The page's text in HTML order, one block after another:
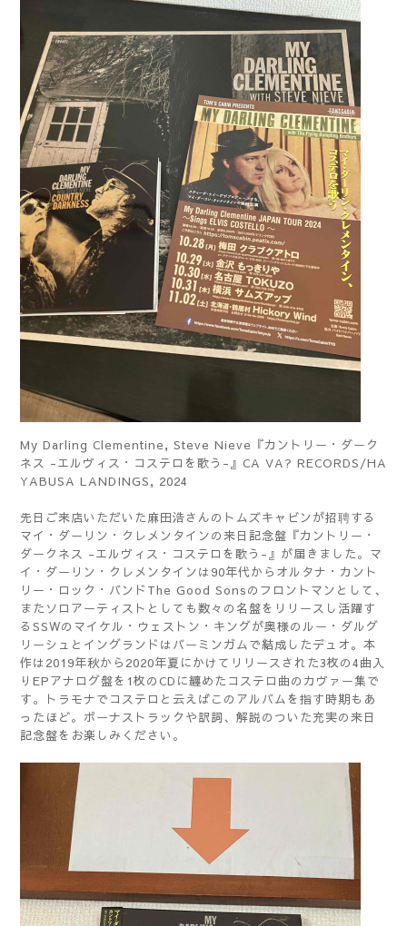
My Darling Clementine, Steve Nieve『カントリー・ダーク
ネス -エルヴィス・コステロを歌う-』CA VA? RECORDS/HA
YABUSA LANDINGS, 2024
先日ご来店いただいた麻田浩さんのトムズキャビンが招聘する
マイ・ダーリン・クレメンタインの来日記念盤『カントリー・
ダークネス -エルヴィス・コステロを歌う-』が届きました。マ
イ・ダーリン・クレメンタインは90年代からオルタナ・カント
リー・ロック・バンドThe Good Sonsのフロントマンとして、
またソロアーティストとしても数々の名盤をリリースし活躍す
るSSWのマイケル・ウェストン・キングが奥様のルー・ダルグ
リーシュとイングランドはバーミンガムで結成したデュオ。本
作は2019年秋から2020年夏にかけてリリースされた3枚の4曲入
りEPアナログ盤を1枚のCDに纏めたコステロ曲のカヴァー集で
す。トラモナでコステロと云えばこのアルバムを指す時期もあ
ったほど。ボーナストラックや訳詞、解説のついた充実の来日
記念盤をお楽しみください。